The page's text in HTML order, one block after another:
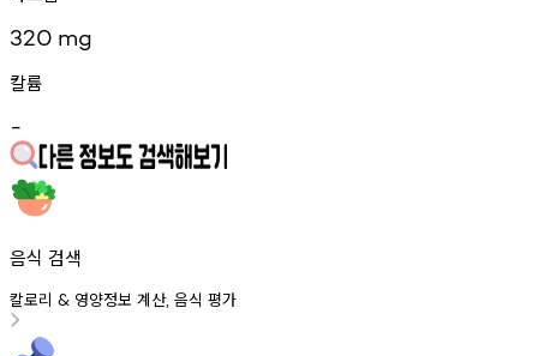
320 mg
칼륨
-
음식 검색
칼로리 & 영양정보 계산, 음식 평가